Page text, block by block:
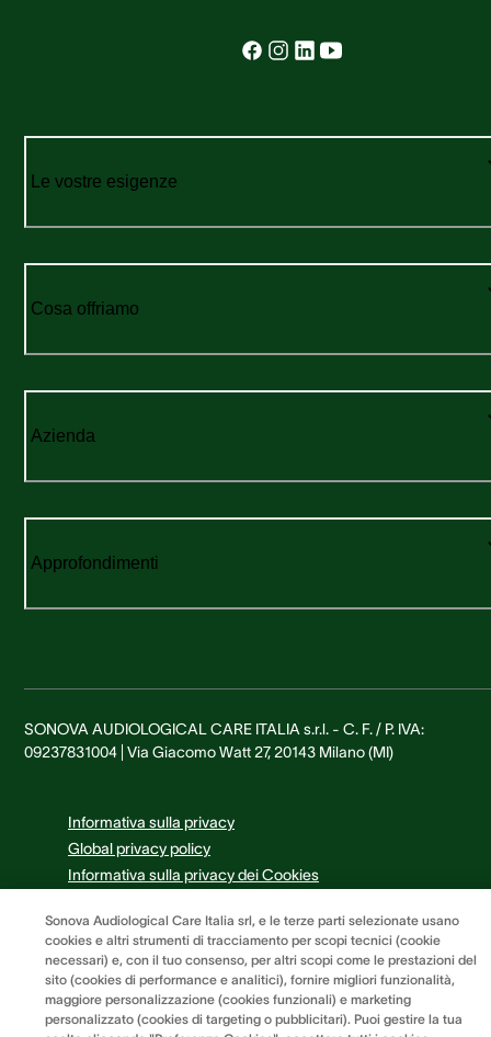
Le vostre esigenze
Cosa offriamo
Azienda
Approfondimenti
SONOVA AUDIOLOGICAL CARE ITALIA s.r.l. - C. F. / P. IVA:
09237831004 | Via Giacomo Watt 27, 20143 Milano (MI)
Informativa sulla privacy
Global privacy policy
Informativa sulla privacy dei Cookies
Preferenze dei cookie
Sonova Audiological Care Italia srl, e le terze parti selezionate usano
cookies e altri strumenti di tracciamento per scopi tecnici (cookie
necessari) e, con il tuo consenso, per altri scopi come le prestazioni del
sito (cookies di performance e analitici), fornire migliori funzionalità,
maggiore personalizzazione (cookies funzionali) e marketing
personalizzato (cookies di targeting o pubblicitari). Puoi gestire la tua